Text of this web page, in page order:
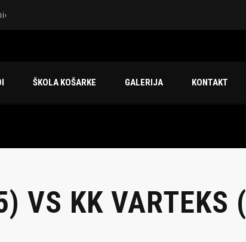
ekipa 3×3 osvojila Krbulju
OBU Bison
ŠKOLA KOŠARKE GALERIJA KONTAKT
VS KK VARTEKS